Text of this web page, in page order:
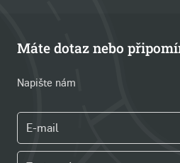
Máte dotaz nebo
Napište nám